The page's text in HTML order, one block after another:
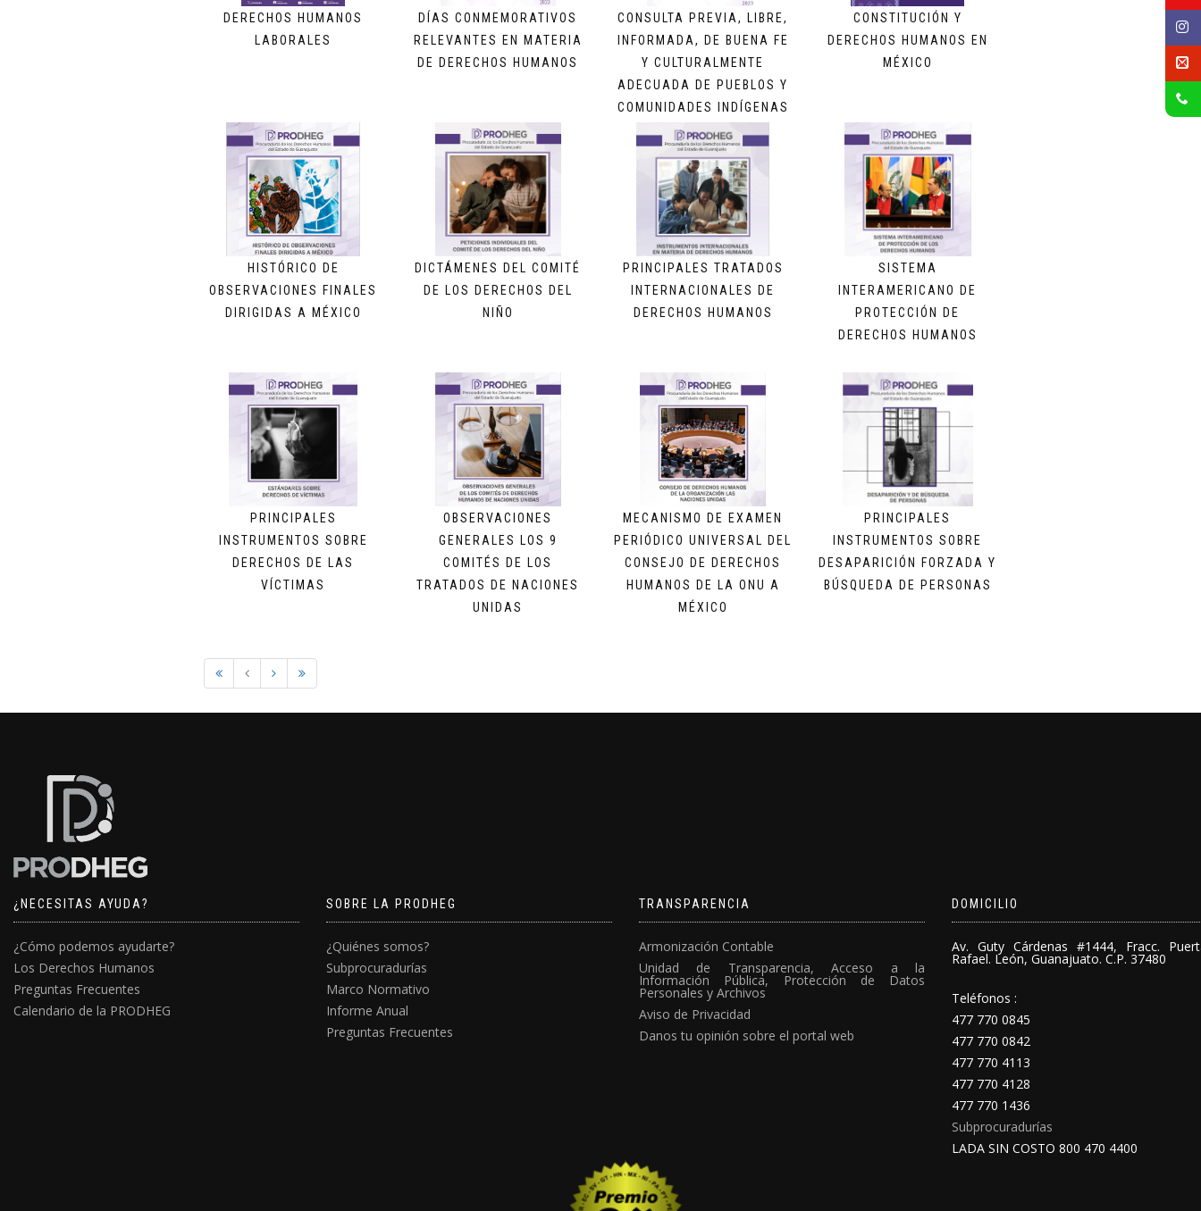
DERECHOS HUMANOS
LABORALES
DÍAS CONMEMORATIVOS
RELEVANTES EN MATERIA
DE DERECHOS HUMANOS
CONSULTA PREVIA, LIBRE,
INFORMADA, DE BUENA FE
Y CULTURALMENTE
ADECUADA DE PUEBLOS Y
COMUNIDADES INDÍGENAS
Y PERSONAS
AFROMEXICANAS
CONSTITUCIÓN Y
DERECHOS HUMANOS EN
MÉXICO
HISTÓRICO DE
OBSERVACIONES FINALES
DIRIGIDAS A MÉXICO
DICTÁMENES DEL COMITÉ
DE LOS DERECHOS DEL
NIÑO
PRINCIPALES TRATADOS
INTERNACIONALES DE
DERECHOS HUMANOS
SISTEMA
INTERAMERICANO DE
PROTECCIÓN DE
DERECHOS HUMANOS
PRINCIPALES
INSTRUMENTOS SOBRE
DERECHOS DE LAS
VÍCTIMAS
OBSERVACIONES
GENERALES LOS 9
COMITÉS DE LOS
TRATADOS DE NACIONES
UNIDAS
MECANISMO DE EXAMEN
PERIÓDICO UNIVERSAL DEL
CONSEJO DE DERECHOS
HUMANOS DE LA ONU A
MÉXICO
PRINCIPALES
INSTRUMENTOS SOBRE
DESAPARICIÓN FORZADA Y
BÚSQUEDA DE PERSONAS
¿NECESITAS AYUDA?
¿Cómo podemos ayudarte?
Los Derechos Humanos
Preguntas Frecuentes
Calendario de la PRODHEG
SOBRE LA PRODHEG
¿Quiénes somos?
Subprocuradurías
Marco Normativo
Informe Anual
Preguntas Frecuentes
TRANSPARENCIA
Armonización Contable
Unidad de Transparencia, Acceso a la
Información Pública, Protección de Datos
Personales y Archivos
Aviso de Privacidad
Danos tu opinión sobre el portal web
DOMICILIO
Av. Guty Cárdenas #1444, Fracc.
Rafael. León, Guanajuato. C.P. 37480
Teléfonos :
477 770 0845
477 770 0842
477 770 4113
477 770 4128
477 770 1436
Subprocuradurías
LADA SIN COSTO 800 470 4400